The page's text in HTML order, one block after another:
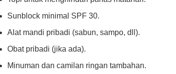
Sunblock minimal SPF 30.
Alat mandi pribadi (sabun, sampo, dll).
Obat pribadi (jika ada).
Minuman dan camilan ringan tambahan.